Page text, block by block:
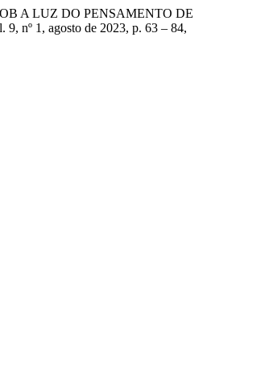
A LUZ DO PENSAMENTO DE
9, nº 1, agosto de 2023, p. 63 – 84,